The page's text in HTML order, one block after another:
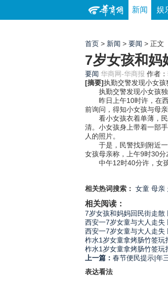
新闻 娱
首页 > 新闻 > 要闻 > 正文
7岁女孩和妈
要闻 华商网-华商报 作者
[摘要]执勤交警发现小女
执勤交警发现小女孩独
昨日上午10时许，在西
前询问，得知小女孩与母
看小女孩衣着单薄，民
清。小女孩身上带着一部
人的照片。
于是，民警找到附近一
女孩母亲称，上午9时30分
中午12时40分许，女孩
相关热词搜索： 女童 母亲
相关阅读：
7岁女孩和妈妈回民街走散
西安一7岁女童与大人走失
西安一7岁女童与大人走失
柞水1岁女童拿烤肠竹签
柞水1岁女童拿烤肠竹签
上一篇： 春节便民提示|年
表达看法